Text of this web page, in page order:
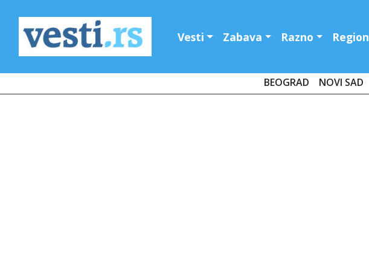
Vesti Zabava Razno Region
BEOGRAD NOVI SAD